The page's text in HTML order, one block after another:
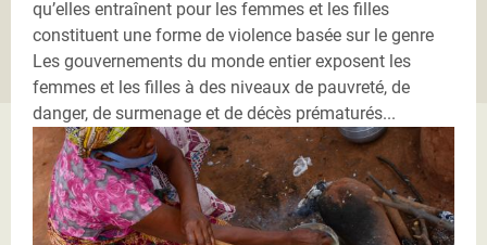
qu’elles entraînent pour les femmes et les filles
constituent une forme de violence basée sur le genre
Les gouvernements du monde entier exposent les
femmes et les filles à des niveaux de pauvreté, de
danger, de surmenage et de décès prématurés...